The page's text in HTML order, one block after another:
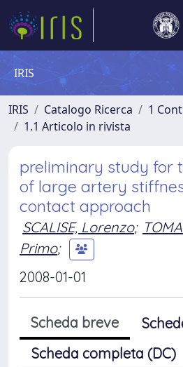
IRIS
IRIS Catalogo Ricerca
1
1.1 Articolo in rivista
preliminary study for
of large artery
contact approach
SCALISE, Lorenzo;
Primo;
2008-01-01
Scheda breve
Scheda completa (DC)